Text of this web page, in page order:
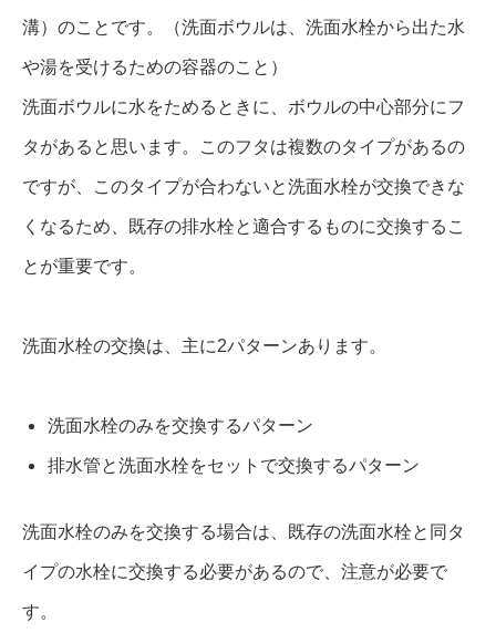
溝）のことです。（洗面ボウルは、洗面水栓から出た水
や湯を受けるための容器のこと）
洗面ボウルに水をためるときに、ボウルの中心部分にフ
タがあると思います。このフタは複数のタイプがあるの
ですが、このタイプが合わないと洗面水栓が交換できな
くなるため、既存の排水栓と適合するものに交換するこ
とが重要です。
洗面水栓の交換は、主に2パターンあります。
洗面水栓のみを交換するパターン
排水管と洗面水栓をセットで交換するパターン
洗面水栓のみを交換する場合は、既存の洗面水栓と同タ
イプの水栓に交換する必要があるので、注意が必要で
す。